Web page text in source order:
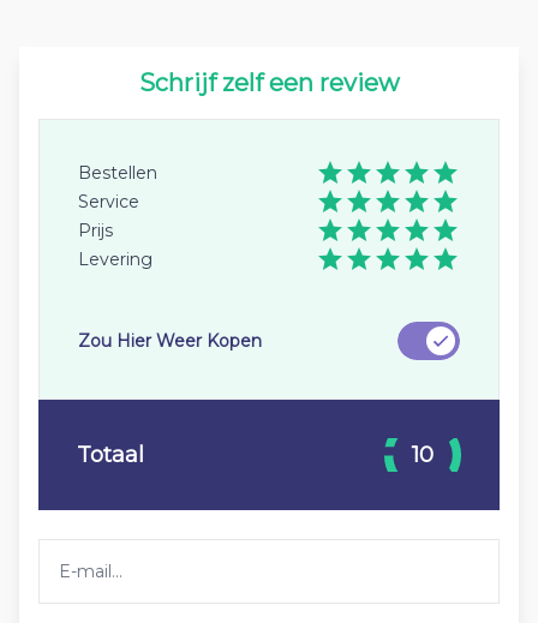
Schrijf zelf een review
Bestellen
Service
Prijs
Levering
Zou Hier Weer Kopen
Totaal 10